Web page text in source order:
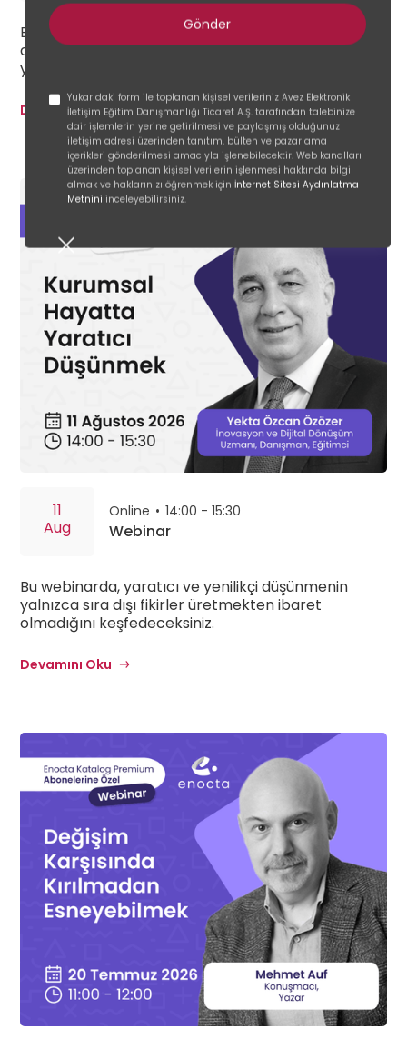
Yukarıdaki form ile toplanan kişisel verileriniz Avez Elektronik
İletişim Eğitim Danışmanlığı Ticaret A.Ş. tarafından talebinize
dair işlemlerin yerine getirilmesi ve paylaşmış olduğunuz
iletişim adresi üzerinden tanıtım, bülten ve pazarlama
içerikleri gönderilmesi amacıyla işlenebilecektir. Web kanalları
üzerinden toplanan kişisel verilerin işlenmesi hakkında bilgi
almak ve haklarınızı öğrenmek için İnternet Sitesi Aydınlatma
Metnini inceleyebilirsiniz.
Bu webinarda, bilginin kalıcı davranışlara
dönüşmesini sağlayan deneyimsel öğrenme
yaklaşımını keşfedeceğiz.
Devamını Oku
11
Aug
Online • 14:00 - 15:30
Webinar
Bu webinarda, yaratıcı ve yenilikçi düşünmenin
yalnızca sıra dışı fikirler üretmekten ibaret
olmadığını keşfedeceksiniz.
Devamını Oku